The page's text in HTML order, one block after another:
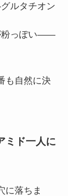
ルタチオン
粉っぽい——
も自然に決
ミド一人に
に落ちま